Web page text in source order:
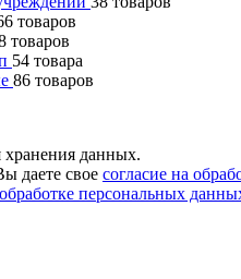
товаров
товаров
54 товара
86 товаров
хранения данных.
даете свое согласие на
персональных